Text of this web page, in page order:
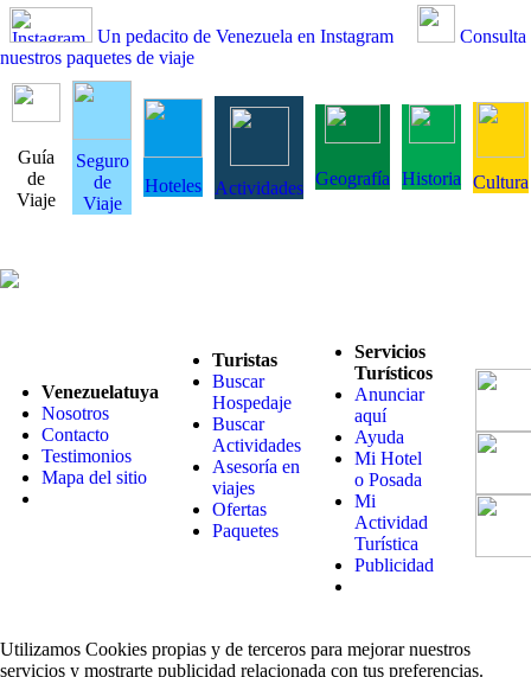
Un pedacito de Venezuela en Instagram
Consulta
nuestros paquetes de viaje
Guía
de
Viaje
Seguro
de
Viaje
Hoteles Actividades Geografía Historia Cultura
Venezuelatuya
Nosotros
Contacto
Testimonios
Mapa del sitio
Turistas
Buscar
Hospedaje
Buscar
Actividades
Asesoría en
viajes
Ofertas
Paquetes
Servicios
Turísticos
Anunciar
aquí
Ayuda
Mi Hotel
o Posada
Mi
Actividad
Turística
Publicidad
Utilizamos Cookies propias y de terceros para mejorar nuestros
servicios y mostrarte publicidad relacionada con tus preferencias.